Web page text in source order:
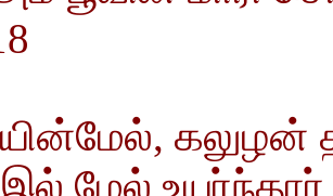
கலுழன்
மேல் உயர்ந்தார்